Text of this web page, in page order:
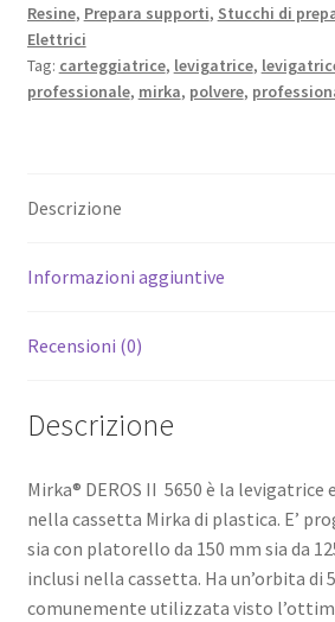
Levigatrice
professionale
elettrica
con
Resine, Prepara supporti, Stucchi di
Elettrici
Tag: carteggiatrice, levigatrice,
professionale, mirka, polvere,
Descrizione
Informazioni aggiuntive
Recensioni (0)
Descrizione
Mirka® DEROS II 5650 è la
nella cassetta Mirka di plastica. E’
sia con platorello da 150 mm sia da
inclusi nella cassetta. Ha un’orbita di
comunemente utilizzata visto